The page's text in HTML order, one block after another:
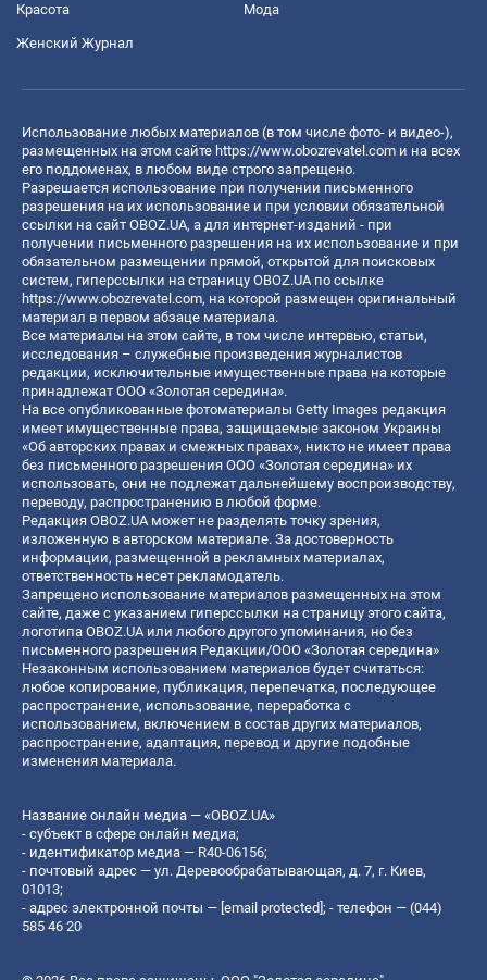
Красота Мода
Женский Журнал
Использование любых материалов (в том числе фото- и видео-),
размещенных на этом сайте https://www.obozrevatel.com и на всех
его поддоменах, в любом виде строго запрещено.
Разрешается использование при получении письменного
разрешения на их использование и при условии обязательной
ссылки на сайт OBOZ.UA, а для интернет-изданий - при
получении письменного разрешения на их использование и при
обязательном размещении прямой, открытой для поисковых
систем, гиперссылки на страницу OBOZ.UA по ссылке
https://www.obozrevatel.com, на которой размещен оригинальный
материал в первом абзаце материала.
Все материалы на этом сайте, в том числе интервью, статьи,
исследования – служебные произведения журналистов
редакции, исключительные имущественные права на которые
принадлежат ООО «Золотая середина».
На все опубликованные фотоматериалы Getty Images редакция
имеет имущественные права, защищаемые законом Украины
«Об авторских правах и смежных правах», никто не имеет права
без письменного разрешения ООО «Золотая середина» их
использовать, они не подлежат дальнейшему воспроизводству,
переводу, распространению в любой форме.
Редакция OBOZ.UA может не разделять точку зрения,
изложенную в авторском материале. За достоверность
информации, размещенной в рекламных материалах,
ответственность несет рекламодатель.
Запрещено использование материалов размещенных на этом
сайте, даже с указанием гиперссылки на страницу этого сайта,
логотипа OBOZ.UA или любого другого упоминания, но без
письменного разрешения Редакции/ООО «Золотая середина»
Незаконным использованием материалов будет считаться:
любое копирование, публикация, перепечатка, последующее
распространение, использование, переработка с
использованием, включением в состав других материалов,
распространение, адаптация, перевод и другие подобные
изменения материала.
Название онлайн медиа — «OBOZ.UA»
- субъект в сфере онлайн медиа;
- идентификатор медиа — R40-06156;
- почтовый адрес — ул. Деревообрабатывающая, д. 7, г. Киев,
01013;
- адрес электронной почты — [email protected] ; - телефон — (044)
585 46 20